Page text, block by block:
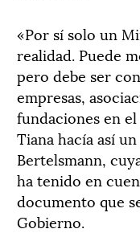
«Por sí solo un
realidad. Puede
pero debe ser
empresas,
fundaciones en
Tiana hacía así
Bertelsmann,
ha tenido en
documento que
Gobierno.